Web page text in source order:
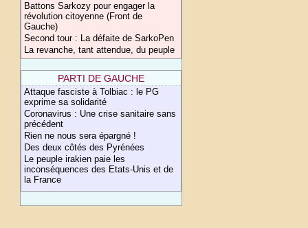
Battons Sarkozy pour engager la
révolution citoyenne (Front de
Gauche)
Second tour : La défaite de SarkoPen
La revanche, tant attendue, du peuple
PARTI DE GAUCHE
Attaque fasciste à Tolbiac : le PG
exprime sa solidarité
Coronavirus : Une crise sanitaire sans
précédent
Rien ne nous sera épargné !
Des deux côtés des Pyrénées
Le peuple irakien paie les
inconséquences des Etats-Unis et de
la France